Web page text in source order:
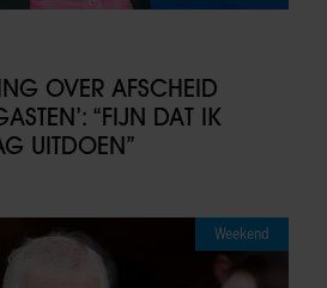
OVER AFSCHEID
“FIJN DAT IK
UITDOEN”
Weekend